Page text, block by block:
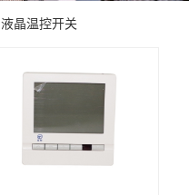
液晶温控开关